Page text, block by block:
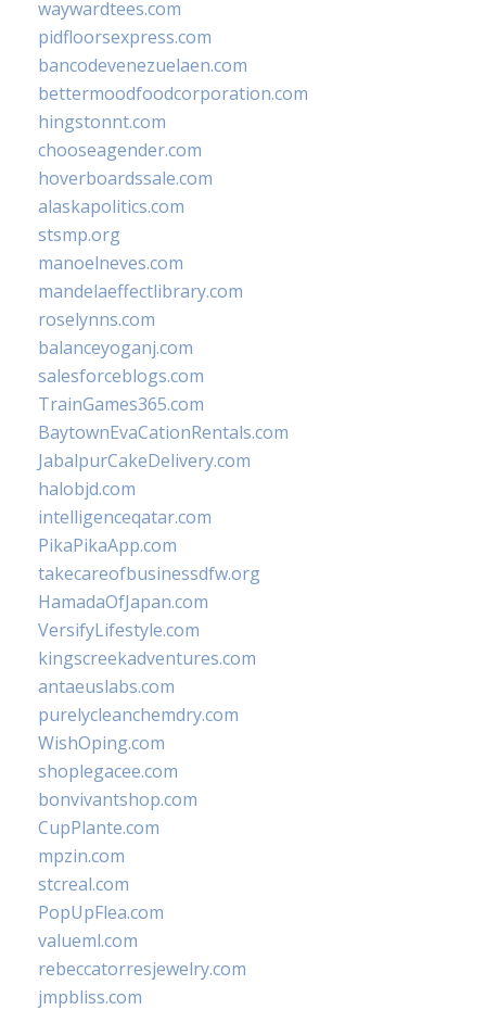
waywardtees.com
pidfloorsexpress.com
bancodevenezuelaen.com
bettermoodfoodcorporation.com
hingstonnt.com
chooseagender.com
hoverboardssale.com
alaskapolitics.com
stsmp.org
manoelneves.com
mandelaeffectlibrary.com
roselynns.com
balanceyoganj.com
salesforceblogs.com
TrainGames365.com
BaytownEvaCationRentals.com
JabalpurCakeDelivery.com
halobjd.com
intelligenceqatar.com
PikaPikaApp.com
takecareofbusinessdfw.org
HamadaOfJapan.com
VersifyLifestyle.com
kingscreekadventures.com
antaeuslabs.com
purelycleanchemdry.com
WishOping.com
shoplegacee.com
bonvivantshop.com
CupPlante.com
mpzin.com
stcreal.com
PopUpFlea.com
valueml.com
rebeccatorresjewelry.com
jmpbliss.com